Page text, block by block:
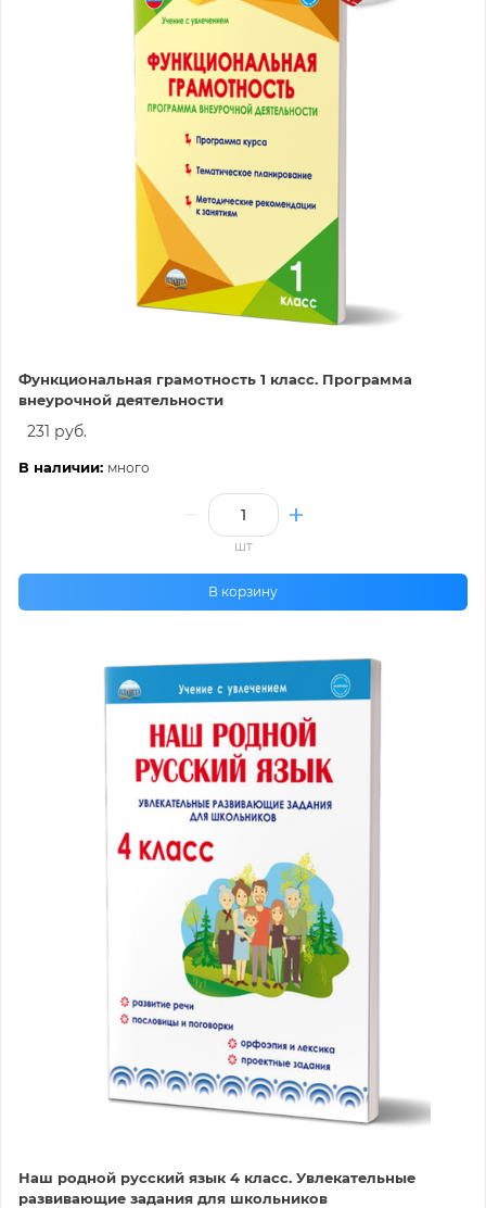
Функциональная грамотность 1 класс. Программа
внеурочной деятельности
231 руб.
В наличии: много
шт
В корзину
Наш родной русский язык 4 класс. Увлекательные
развивающие задания для школьников